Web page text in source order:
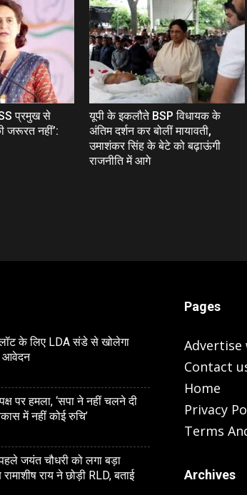
प्रमुख से
जरूरत नहीं’:
यूपी के इकलौते BSP विधायक के
अंतिम दर्शन कर बोलीं मायावती,
उमाशंकर सिंह के बेटे को बढ़ाऊंगी
राजनीति में आगे
के लिए LDA संडे से खोलेगा
आवेदन
पर हमला, ‘सपा ने नहीं चलने दी
में नहीं कोई रुचि’
जयंत चौधरी को लगा बड़ा
राय ने छोड़ी RLD, बताई
Pages
Advertise
Contact
Home
Privacy
Terms
Archives